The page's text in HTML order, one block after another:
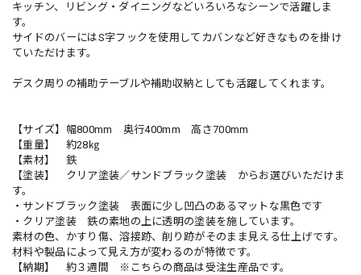
キッチン、リビング・ダイニングなどいろいろなシーンで活躍しま
す。
サイドのバーにはS字フックを使用してカバンなど好きなものを掛け
ていただけます。
デスク周りの補助テーブルや補助収納としても活躍してくれます。
【サイズ】幅800mm 奥行400mm 高さ700mm
【重量】 約28㎏
【素材】 鉄
【塗装】 クリア塗装／サンドブラック塗装 からお選びいただけま
す。
・サンドブラック塗装 表面に少し凹凸のあるマットな黒色です
・クリア塗装 鉄の素地の上に透明の塗装を施しています。
素材の色、かすり傷、溶接跡、削り跡がそのまま見える仕上げです。
材料や製品によって見え方が変わるのが特徴です。
【納期】 約３週間 ※こちらの商品は受注生産品です。